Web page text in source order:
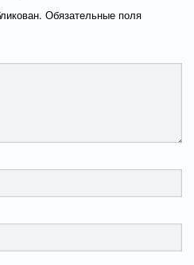
Обязательные поля